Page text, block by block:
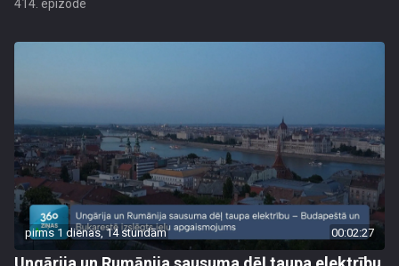
414. epizode
pirms 1 dienas, 14 stundām 00:02:27